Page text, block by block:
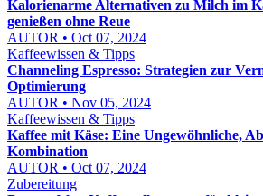
Kalorienarme Alternativen zu Milch im
genießen ohne Reue
AUTOR • Oct 07, 2024
Kaffeewissen & Tipps
Channeling Espresso: Strategien zur
Optimierung
AUTOR • Nov 05, 2024
Kaffeewissen & Tipps
Kaffee mit Käse: Eine Ungewöhnliche,
Kombination
AUTOR • Oct 07, 2024
Zubereitung